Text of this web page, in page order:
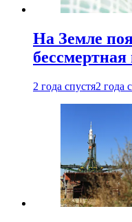
На Земле
бессмертная
2 года спустя2 года